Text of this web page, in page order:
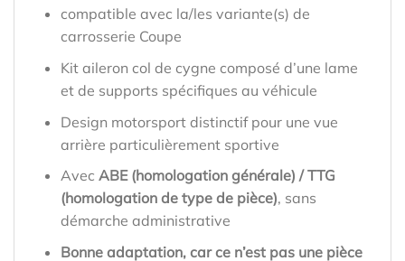
compatible avec la/les variante(s) de
carrosserie Coupe
Kit aileron col de cygne composé d’une lame
et de supports spécifiques au véhicule
Design motorsport distinctif pour une vue
arrière particulièrement sportive
Avec ABE (homologation générale) / TTG
(homologation de type de pièce), sans
démarche administrative
Bonne adaptation, car ce n’est pas une pièce